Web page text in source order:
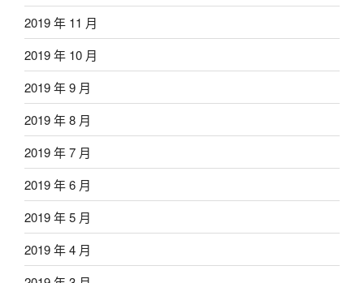
2019 年 11 月
2019 年 10 月
2019 年 9 月
2019 年 8 月
2019 年 7 月
2019 年 6 月
2019 年 5 月
2019 年 4 月